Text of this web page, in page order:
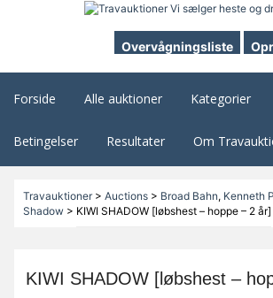
Overvågningsliste
Forside Alle auktioner Kategorier
Betingelser Resultater Om
Travauktioner> Auctions> Broad Bahn, Kenneth
Shadow> KIWI SHADOW [løbshest – hoppe – 2 år]
KIWI SHADOW [løbshest –